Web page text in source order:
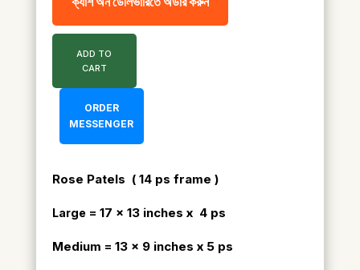
ADD TO
CART
ORDER
MESSENGER
Rose Patels ( 14 ps frame )
Large= 17 x 13 inches x 4 ps
Medium = 13 x 9 inches x 5 ps